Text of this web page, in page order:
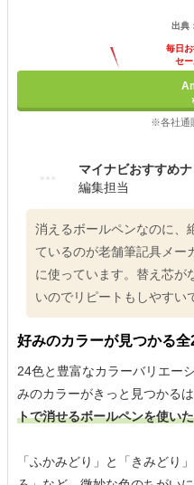
出典：
毎日
セ
※各社通
マイナビおすすめ
編集担当
消えるボールペンなのに、
ているのが老舗筆記具メー
に使っています。替え芯が
いのでリピートもしやすい
好みのカラーが見つかる全
24色と豊富なカラーバリエー
みのカラーがきっと見つかるは
トで消せるボールペンを使い
「ふかみどり」と「きみどり